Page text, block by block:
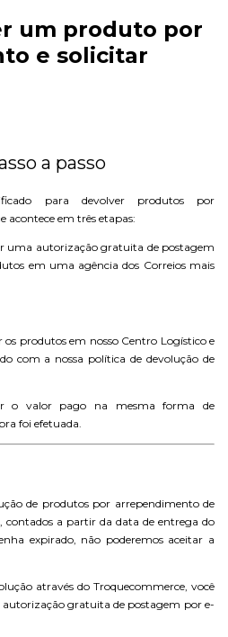
um produto por
e solicitar
a passo
para devolver produtos por
acontece em três etapas:
uma autorização gratuita de postagem
em uma agência dos Correios mais
produtos em nosso Centro Logístico e
com a nossa política de devolução de
o valor pago na mesma forma de
foi efetuada.
de produtos por arrependimento de
, contados a partir da data de entrega do
expirado, não poderemos aceitar a
através do Troquecommerce, você
gratuita de postagem por e-